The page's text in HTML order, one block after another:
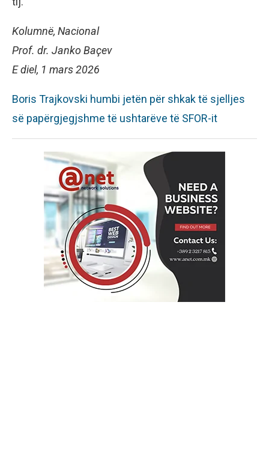
Kolumnë, Nacional
Prof. dr. Janko Baçev
E diel, 1 mars 2026
Boris Trajkovski humbi jetën për shkak të sjelljes
së papërgjegjshme të ushtarëve të SFOR-it